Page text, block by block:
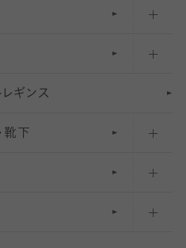
ックス
（くるぶし上）
下）
ックス
ス（浅め）
薄手タイツ）
）
レ ギンス
靴下
ス・靴下